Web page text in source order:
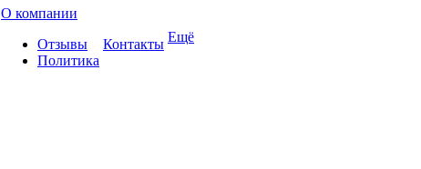
О компании
Отзывы
Политика
Контакты Ещё